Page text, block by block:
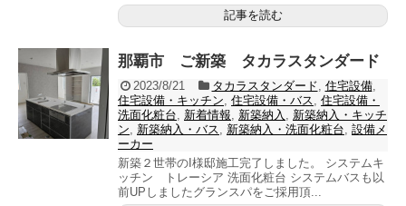
記事を読む
那覇市 ご新築 タカラスタンダード
2023/8/21 タカラスタンダード 住宅設備,
住宅設備・キッチン 住宅設備・バス
住宅設備・
洗面化粧台
新着情報 新築納入
新築納入・キッチ
ン
新築納入・バス 新築納入・洗面化粧台 設備メ
ーカー
新築２世帯のI様邸施工完了しました。 システムキ
ッチン トレーシア 洗面化粧台 システムバスも以
前UPしましたグランスパをご採用頂...